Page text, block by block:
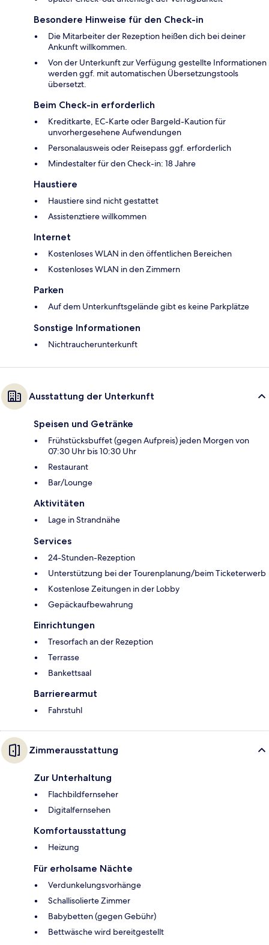
Besondere Hinweise für den Check-in
Die Mitarbeiter der Rezeption heißen dich bei deiner
Ankunft willkommen.
Von der Unterkunft zur Verfügung gestellte Informationen
werden ggf. mit automatischen Übersetzungstools
übersetzt.
Beim Check-in erforderlich
Kreditkarte, EC-Karte oder Bargeld-Kaution für
unvorhergesehene Aufwendungen
Personalausweis oder Reisepass ggf. erforderlich
Mindestalter für den Check-in: 18 Jahre
Haustiere
Haustiere sind nicht gestattet
Assistenztiere willkommen
Internet
Kostenloses WLAN in den öffentlichen Bereichen
Kostenloses WLAN in den Zimmern
Parken
Auf dem Unterkunftsgelände gibt es keine Parkplätze
Sonstige Informationen
Nichtraucherunterkunft
Ausstattung der Unterkunft
Speisen und Getränke
Frühstücksbuffet (gegen Aufpreis) jeden Morgen von
07:30 Uhr bis 10:30 Uhr
Restaurant
Bar/Lounge
Aktivitäten
Lage in Strandnähe
Services
24-Stunden-Rezeption
Unterstützung bei der Tourenplanung/beim Ticketerwerb
Kostenlose Zeitungen in der Lobby
Gepäckaufbewahrung
Einrichtungen
Tresorfach an der Rezeption
Terrasse
Bankettsaal
Barrierearmut
Fahrstuhl
Zimmerausstattung
Zur Unterhaltung
Flachbildfernseher
Digitalfernsehen
Komfortausstattung
Heizung
Für erholsame Nächte
Verdunkelungsvorhänge
Schallisolierte Zimmer
Babybetten (gegen Gebühr)
Bettwäsche wird bereitgestellt